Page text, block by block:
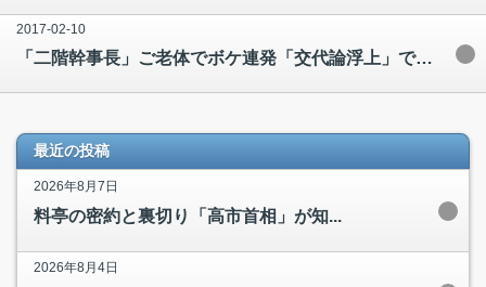
2017-02-10
「二階幹事長」ご老体でボケ連発「交代論浮上」で頭を抱える「あの人」
最近の投稿
2026年8月7日
料亭の密約と裏切り「高市首相」が知...
2026年8月4日